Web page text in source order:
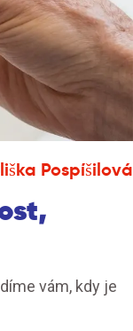
Pospíšilová
vám, kdy je